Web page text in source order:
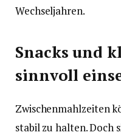
Wechseljahren.
Snacks und
sinnvoll
Zwischenmahlzeiten
stabil zu halten. Doch